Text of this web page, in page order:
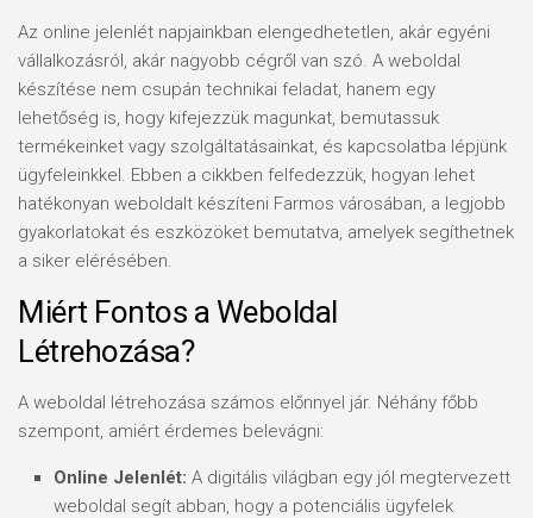
Az online jelenlét napjainkban elengedhetetlen, akár egyéni
vállalkozásról, akár nagyobb cégről van szó. A weboldal
készítése nem csupán technikai feladat, hanem egy
lehetőség is, hogy kifejezzük magunkat, bemutassuk
termékeinket vagy szolgáltatásainkat, és kapcsolatba lépjünk
ügyfeleinkkel. Ebben a cikkben felfedezzük, hogyan lehet
hatékonyan weboldalt készíteni Farmos városában, a legjobb
gyakorlatokat és eszközöket bemutatva, amelyek segíthetnek
a siker elérésében.
Miért Fontos a Weboldal
Létrehozása?
A weboldal létrehozása számos előnnyel jár. Néhány főbb
szempont, amiért érdemes belevágni:
Online Jelenlét: A digitális világban egy jól megtervezett
weboldal segít abban, hogy a potenciális ügyfelek